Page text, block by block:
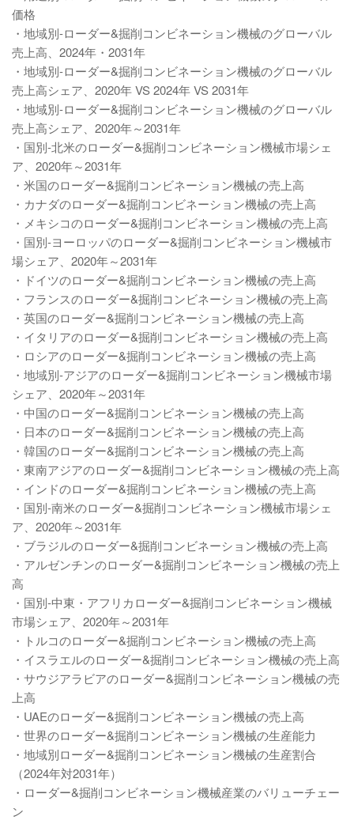
価格
・地域別-ローダー&掘削コンビネーション機械のグローバル
売上高、2024年・2031年
・地域別-ローダー&掘削コンビネーション機械のグローバル
売上高シェア、2020年 VS 2024年 VS 2031年
・地域別-ローダー&掘削コンビネーション機械のグローバル
売上高シェア、2020年～2031年
・国別-北米のローダー&掘削コンビネーション機械市場シェ
ア、2020年～2031年
・米国のローダー&掘削コンビネーション機械の売上高
・カナダのローダー&掘削コンビネーション機械の売上高
・メキシコのローダー&掘削コンビネーション機械の売上高
・国別-ヨーロッパのローダー&掘削コンビネーション機械市
場シェア、2020年～2031年
・ドイツのローダー&掘削コンビネーション機械の売上高
・フランスのローダー&掘削コンビネーション機械の売上高
・英国のローダー&掘削コンビネーション機械の売上高
・イタリアのローダー&掘削コンビネーション機械の売上高
・ロシアのローダー&掘削コンビネーション機械の売上高
・地域別-アジアのローダー&掘削コンビネーション機械市場
シェア、2020年～2031年
・中国のローダー&掘削コンビネーション機械の売上高
・日本のローダー&掘削コンビネーション機械の売上高
・韓国のローダー&掘削コンビネーション機械の売上高
・東南アジアのローダー&掘削コンビネーション機械の売上高
・インドのローダー&掘削コンビネーション機械の売上高
・国別-南米のローダー&掘削コンビネーション機械市場シェ
ア、2020年～2031年
・ブラジルのローダー&掘削コンビネーション機械の売上高
・アルゼンチンのローダー&掘削コンビネーション機械の売上
高
・国別-中東・アフリカローダー&掘削コンビネーション機械
市場シェア、2020年～2031年
・トルコのローダー&掘削コンビネーション機械の売上高
・イスラエルのローダー&掘削コンビネーション機械の売上高
・サウジアラビアのローダー&掘削コンビネーション機械の売
上高
・UAEのローダー&掘削コンビネーション機械の売上高
・世界のローダー&掘削コンビネーション機械の生産能力
・地域別ローダー&掘削コンビネーション機械の生産割合
（2024年対2031年）
・ローダー&掘削コンビネーション機械産業のバリューチェー
ン